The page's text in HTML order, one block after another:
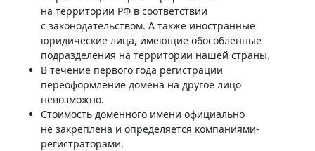
на территории РФ в соответствии
с законодательством. А также иностранные
юридические лица, имеющие обособленные
подразделения на территории нашей страны.
В течение первого года регистрации
переоформление домена на другое лицо
невозможно.
Стоимость доменного имени официально
не закреплена и определяется компаниями-
регистраторами.